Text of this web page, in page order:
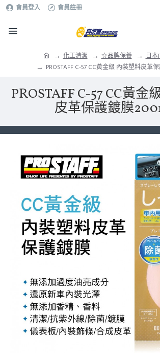
會員登入 會員註冊
化工清潔 ☆品牌保養
日本
PROSTAFF C-57 CC黃金級 內裝塑料皮革
PROSTAFF C-57 CC黃金
皮革保護鍍膜